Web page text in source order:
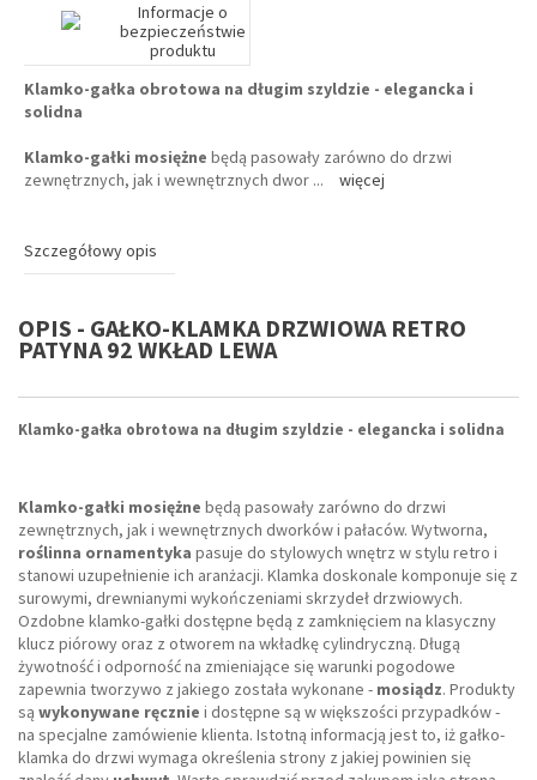
Informacje o
bezpieczeństwie
produktu
Klamko-gałka obrotowa na długim szyldzie - elegancka i
solidna
Klamko-gałki mosiężne będą pasowały zarówno do drzwi
zewnętrznych, jak i wewnętrznych dwor ... więcej
Szczegółowy opis
OPIS - GAŁKO-KLAMKA DRZWIOWA RETRO
PATYNA 92 WKŁAD LEWA
Klamko-gałka obrotowa na długim szyldzie - elegancka i solidna
Klamko-gałki mosiężne będą pasowały zarówno do drzwi
zewnętrznych, jak i wewnętrznych dworków i pałaców. Wytworna,
roślinna ornamentyka pasuje do stylowych wnętrz w stylu retro i
stanowi uzupełnienie ich aranżacji. Klamka doskonale komponuje się z
surowymi, drewnianymi wykończeniami skrzydeł drzwiowych.
Ozdobne klamko-gałki dostępne będą z zamknięciem na klasyczny
klucz piórowy oraz z otworem na wkładkę cylindryczną. Długą
żywotność i odporność na zmieniające się warunki pogodowe
zapewnia tworzywo z jakiego została wykonane - mosiądz. Produkty
są wykonywane ręcznie i dostępne są w większości przypadków -
na specjalne zamówienie klienta. Istotną informacją jest to, iż gałko-
klamka do drzwi wymaga określenia strony z jakiej powinien się